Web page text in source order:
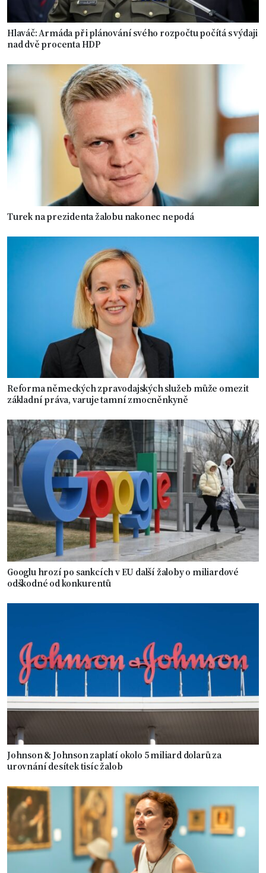
Hlaváč: Armáda při plánování svého rozpočtu počítá s výdaji
nad dvě procenta HDP
Turek na prezidenta žalobu nakonec nepodá
Reforma německých zpravodajských služeb může omezit
základní práva, varuje tamní zmocněnkyně
Googlu hrozí po sankcích v EU další žaloby o miliardové
odškodné od konkurentů
Johnson & Johnson zaplatí okolo 5 miliard dolarů za
urovnání desítek tisíc žalob